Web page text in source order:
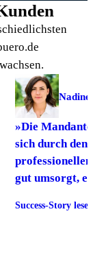
»Die
sich durch den
gut umsorgt,
Success-Story